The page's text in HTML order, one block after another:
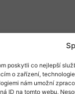
poskytli co nejlepší
o zařízení,
nám umožní
ID na tomto webu.